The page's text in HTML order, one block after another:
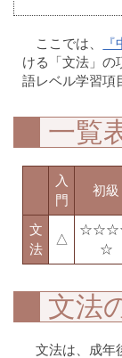
ここでは、
ける「文法」の
語レベル学習項
一覧
入
門
初級
文
法
△
☆
文法
文法は、成年